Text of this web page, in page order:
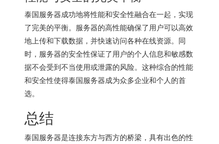
泰国服务器成功地将性能和安全性融合在一起，实现
了完美的平衡。服务器的高性能确保了用户可以高效
地上传和下载数据，并快速访问各种在线资源。同
时，服务器的安全性保证了用户的个人信息和敏感数
据不会受到不当使用或泄露的风险。这种综合的性能
和安全性使得泰国服务器成为众多企业和个人的首
选。
总结
泰国服务器是连接东方与西方的桥梁，具有出色的性